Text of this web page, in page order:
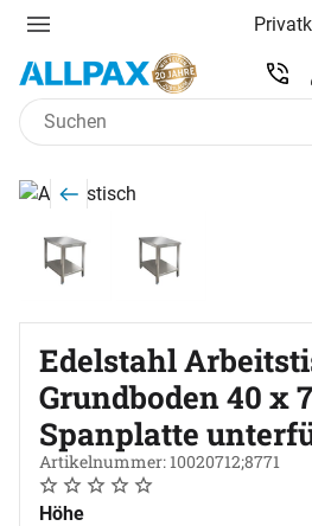
Menu
Zum Hauptinhalt springen
Produktgalerie
Zur Kaufbox springen
Edelstahl
Grundboden 40 x
Spanplatte
Artikelnummer: 10020712;8771
Noch keine Bewertungen
0 Bewertungen
Höhe